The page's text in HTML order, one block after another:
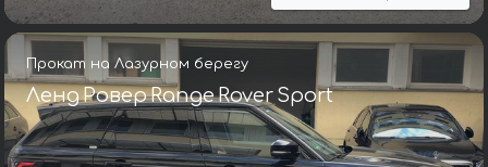
Прокат на Лазурном берегу
Ленд Ровер Range Rover Sport